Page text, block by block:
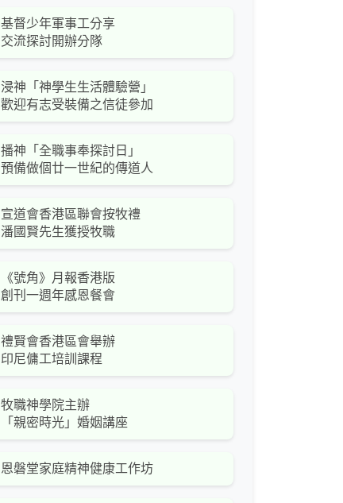
基督少年軍事工分享
交流探討開辦分隊
浸神「神學生生活體驗營」
歡迎有志受裝備之信徒參加
播神「全職事奉探討日」
預備做個廿一世紀的傳道人
宣道會香港區聯會按牧禮
潘國賢先生獲授牧職
《號角》月報香港版
創刊一週年感恩餐會
禮賢會香港區會舉辦
印尼傭工培訓課程
牧職神學院主辦
「親密時光」婚姻講座
恩磐堂家庭精神健康工作坊